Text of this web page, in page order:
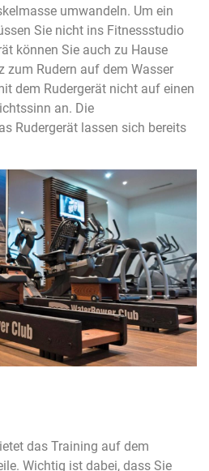
umwandeln. Um ein
Sie nicht ins Fitnessstudio
können Sie auch zu Hause
zum Rudern auf dem Wasser
dem Rudergerät nicht auf einen
an. Die
Rudergerät lassen sich bereits
das Training auf dem
Wichtig ist dabei, dass Sie